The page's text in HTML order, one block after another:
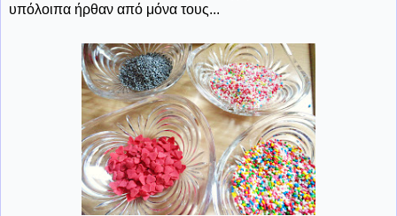
υπόλοιπα ήρθαν από μόνα τους...